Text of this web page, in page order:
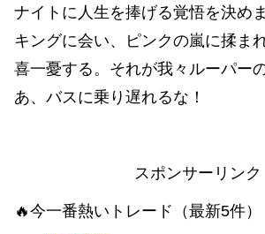
ナイトに人生を捧げる覚悟を決め
キングに会い、ピンクの嵐に揉ま
喜一憂する。それが我々ルーパー
あ、バスに乗り遅れるな！
スポンサーリンク
🔥今一番熱いトレード（最新5件）